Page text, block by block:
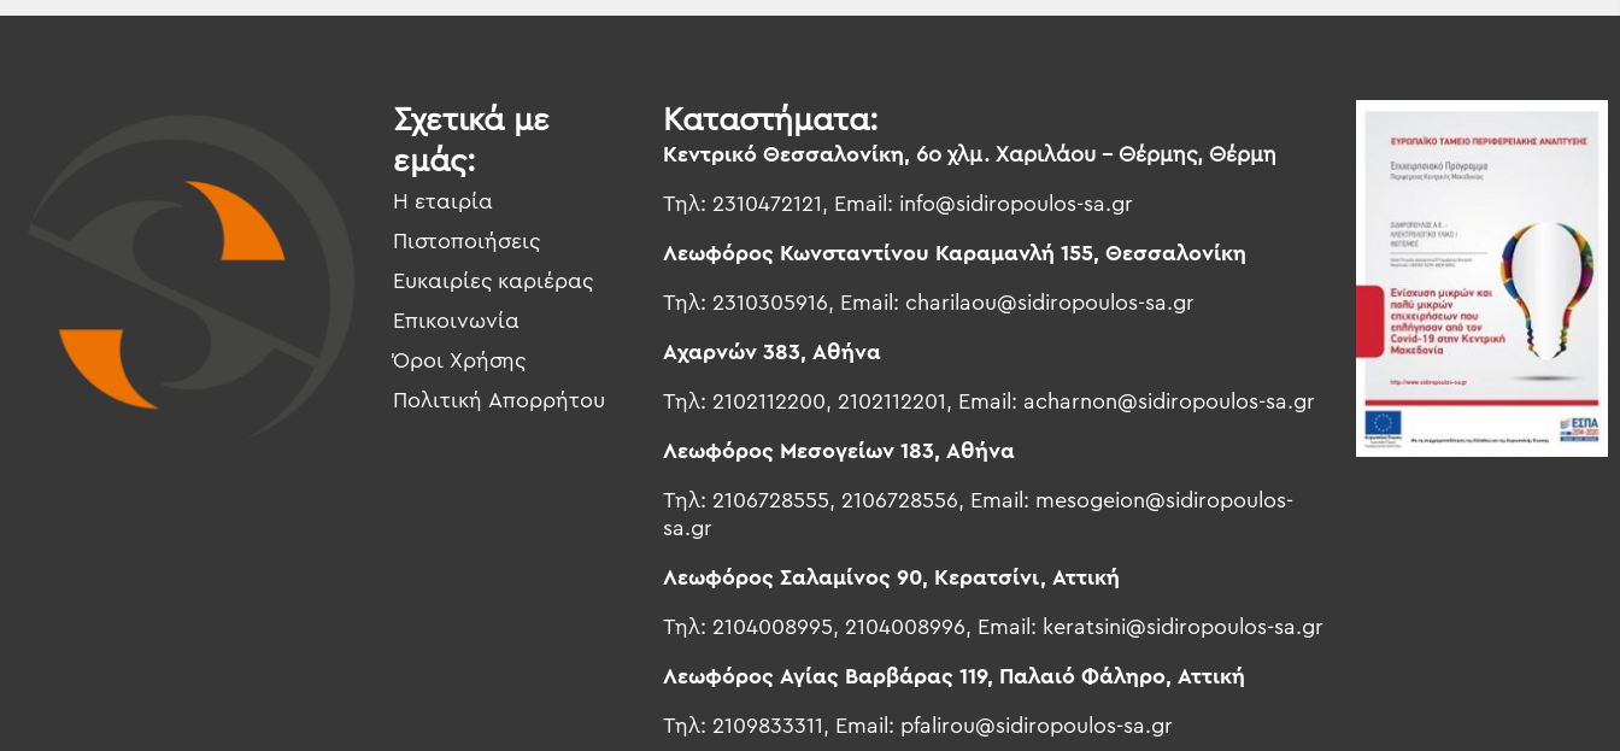
Σχετικά με
εμάς:
Η εταιρία
Πιστοποιήσεις
Ευκαιρίες καριέρας
Επικοινωνία
Όροι Χρήσης
Πολιτική Απορρήτου
Καταστήματα:
Κεντρικό Θεσσαλονίκη, 6ο χλμ. Χαριλάου – Θέρμης, Θέρμη
Τηλ: 2310472121, Email: info@sidiropoulos-sa.gr
Λεωφόρος Κωνσταντίνου Καραμανλή 155, Θεσσαλονίκη
Τηλ: 2310305916, Email: charilaou@sidiropoulos-sa.gr
Αχαρνών 383, Αθήνα
Τηλ: 2102112200, 2102112201, Email: acharnon@sidiropoulos-sa.gr
Λεωφόρος Μεσογείων 183, Αθήνα
Τηλ: 2106728555, 2106728556, Email: mesogeion@sidiropoulos-
sa.gr
Λεωφόρος Σαλαμίνος 90, Κερατσίνι, Αττική
Τηλ: 2104008995, 2104008996, Email: keratsini@sidiropoulos-sa.gr
Λεωφόρος Αγίας Βαρβάρας 119, Παλαιό Φάληρο, Αττική
Τηλ: 2109833311, Email: pfalirou@sidiropoulos-sa.gr